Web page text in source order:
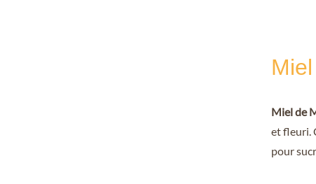
Miel de
et fleuri.
pour